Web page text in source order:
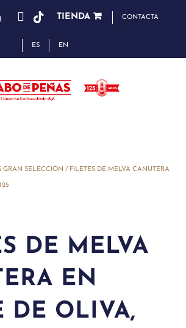
TIENDA CONTACTA
ES EN
GRAN SELECCIÓN / FILETES DE MELVA CANUTERA
DE MELVA
EN
DE OLIVA,